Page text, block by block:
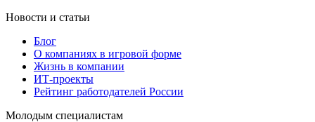
Новости и статьи
Блог
О компаниях в игровой форме
Жизнь в компании
ИТ-проекты
Рейтинг работодателей России
Молодым специалистам